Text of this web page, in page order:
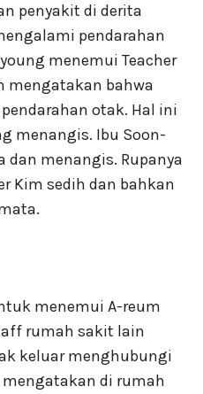
penyakit di derita
pendarahan
menemui Teacher
mengatakan bahwa
otak. Hal ini
menangis. Ibu Soon-
menangis. Rupanya
Kim sedih dan bahkan
menemui A-reum
rumah sakit lain
keluar menghubungi
mengatakan di rumah